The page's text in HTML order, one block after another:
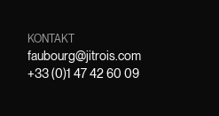
KONTAKT
faubourg@jitrois.com
+33 (0)1 47 42 60 09